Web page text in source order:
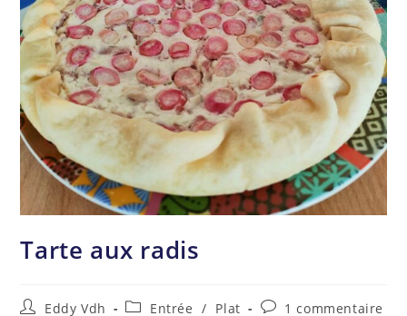
Tarte aux radis
Eddy Vdh Entrée / Plat 1 commentaire